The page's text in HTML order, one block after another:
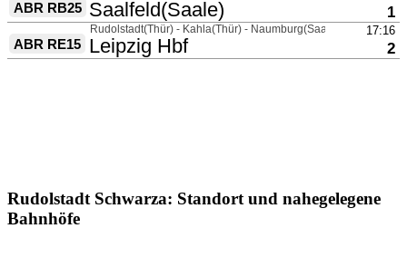
Rudolstadt Schwarza: Standort und nahegelegene
Bahnhöfe